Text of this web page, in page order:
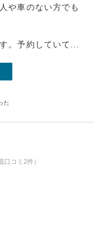
や車のない方でも
。予約していて...
た
コミ2件）